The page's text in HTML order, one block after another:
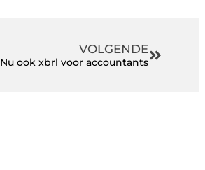
VOLGENDE
Nu ook xbrl voor accountants